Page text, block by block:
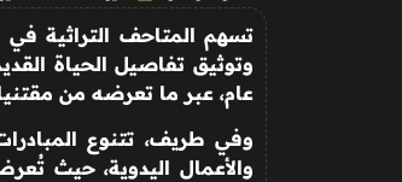
تسهم المتاحف التراثية
عام، عبر ما تعرضه من
وفي طريف، تتنوع
والأعمال اليدوية، حيث